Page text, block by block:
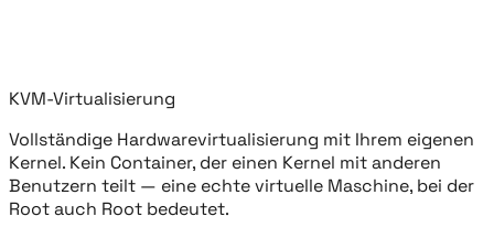
KVM-Virtualisierung
Vollständige Hardwarevirtualisierung mit Ihrem eigenen
Kernel. Kein Container, der einen Kernel mit anderen
Benutzern teilt — eine echte virtuelle Maschine, bei der
Root auch Root bedeutet.